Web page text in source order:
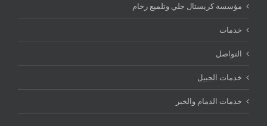
مؤسسة كريستال جلي وتلميع رخام
خدمات
التواصل
خدمات الجبيل
خدمات الدمام والخبر